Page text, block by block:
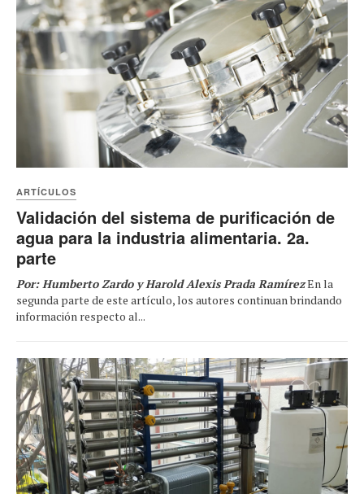
ARTÍCULOS
Validación del sistema de purificación de
agua para la industria alimentaria. 2a.
parte
Por: Humberto Zardo y Harold Alexis Prada RamírezEn la
segunda parte de este artículo, los autores continuan brindando
información respecto al...